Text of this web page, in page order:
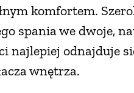
komfortem.
spania we dwoje,
najlepiej odnajduje
wnętrza.